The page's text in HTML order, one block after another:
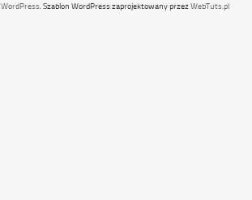
WordPress. Szablon WordPress zaprojektowany przezWebTuts.pl